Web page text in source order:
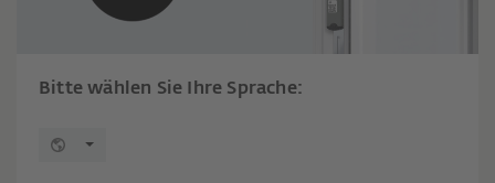
Bitte wählen Sie Ihre Sprache: